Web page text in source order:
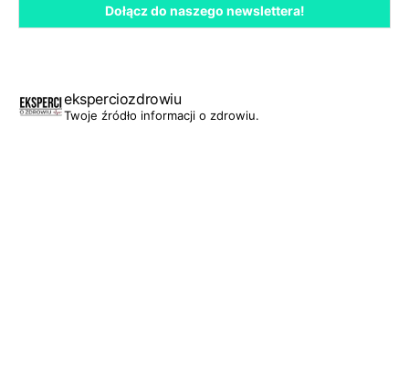
eksperciozdrowiu
Twoje źródło informacji o zdrowiu.